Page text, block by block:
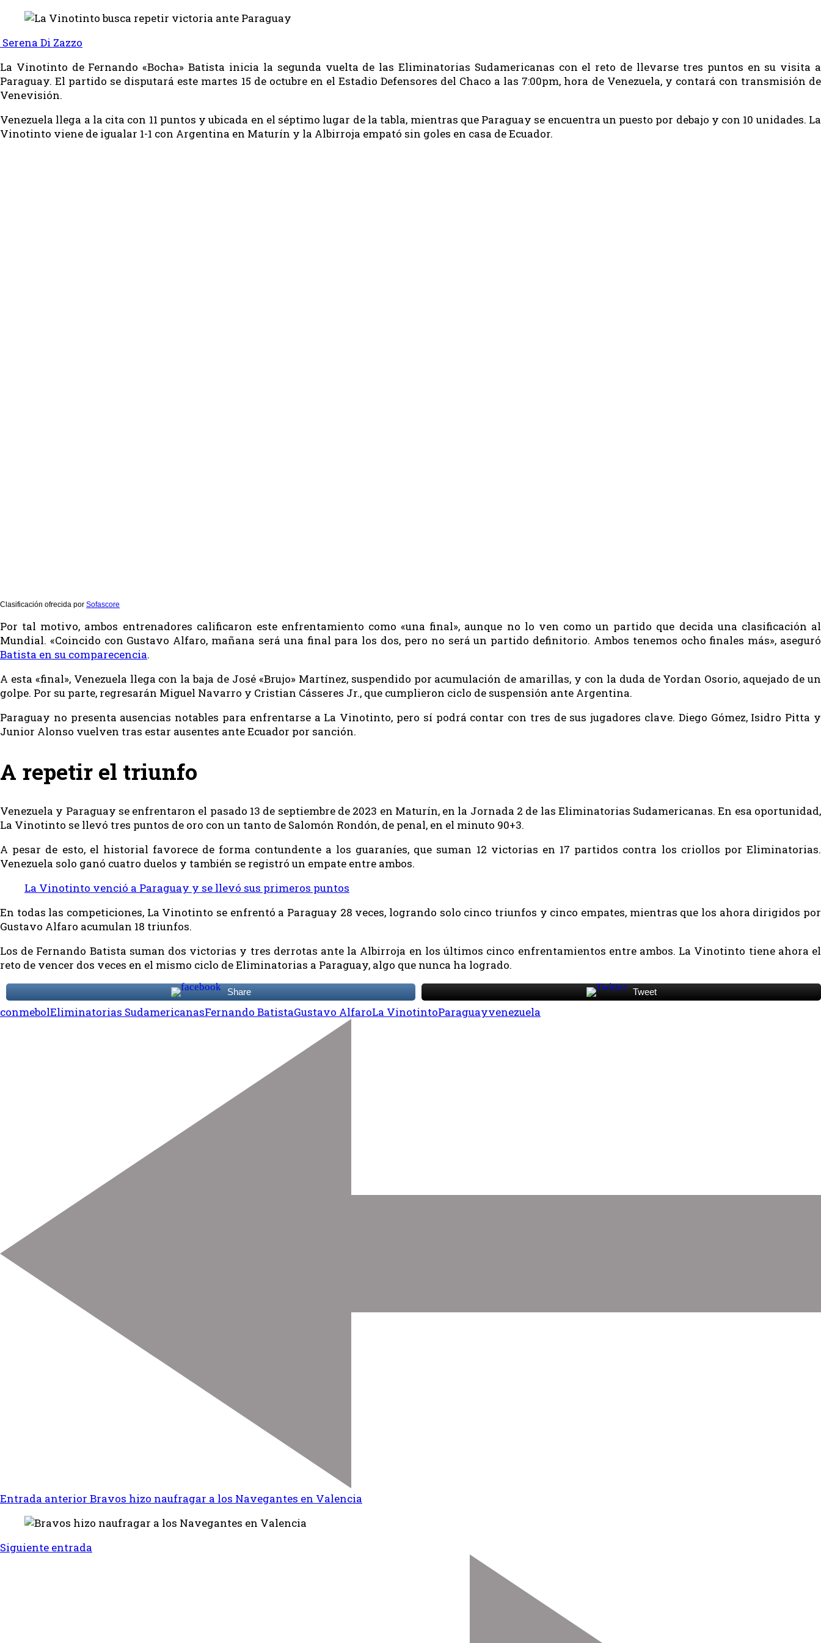
Serena Di Zazzo
La Vinotinto de Fernando «Bocha» Batista inicia la segunda vuelta de las Eliminatorias Sudamericanas con el reto de llevarse tres puntos en su visita a
Paraguay. El partido se disputará este martes 15 de octubre en el Estadio Defensores del Chaco a las 7:00pm, hora de Venezuela, y contará con transmisión de
Venevisión.
Venezuela llega a la cita con 11 puntos y ubicada en el séptimo lugar de la tabla, mientras que Paraguay se encuentra un puesto por debajo y con 10 unidades. La
Vinotinto viene de igualar 1-1 con Argentina en Maturín y la Albirroja empató sin goles en casa de Ecuador.
Clasificación ofrecida por Sofascore
Por tal motivo, ambos entrenadores calificaron este enfrentamiento como «una final», aunque no lo ven como un partido que decida una clasificación al
Mundial. «Coincido con Gustavo Alfaro, mañana será una final para los dos, pero no será un partido definitorio. Ambos tenemos ocho finales más», aseguró
Batista en su comparecencia.
A esta «final», Venezuela llega con la baja de José «Brujo» Martínez, suspendido por acumulación de amarillas, y con la duda de Yordan Osorio, aquejado de un
golpe. Por su parte, regresarán Miguel Navarro y Cristian Cásseres Jr., que cumplieron ciclo de suspensión ante Argentina.
Paraguay no presenta ausencias notables para enfrentarse a La Vinotinto, pero sí podrá contar con tres de sus jugadores clave. Diego Gómez, Isidro Pitta y
Junior Alonso vuelven tras estar ausentes ante Ecuador por sanción.
A repetir el triunfo
Venezuela y Paraguay se enfrentaron el pasado 13 de septiembre de 2023 en Maturín, en la Jornada 2 de las Eliminatorias Sudamericanas. En esa oportunidad,
La Vinotinto se llevó tres puntos de oro con un tanto de Salomón Rondón, de penal, en el minuto 90+3.
A pesar de esto, el historial favorece de forma contundente a los guaraníes, que suman 12 victorias en 17 partidos contra los criollos por Eliminatorias.
Venezuela solo ganó cuatro duelos y también se registró un empate entre ambos.
La Vinotinto venció a Paraguay y se llevó sus primeros puntos
En todas las competiciones, La Vinotinto se enfrentó a Paraguay 28 veces, logrando solo cinco triunfos y cinco empates, mientras que los ahora dirigidos por
Gustavo Alfaro acumulan 18 triunfos.
Los de Fernando Batista suman dos victorias y tres derrotas ante la Albirroja en los últimos cinco enfrentamientos entre ambos. La Vinotinto tiene ahora el
reto de vencer dos veces en el mismo ciclo de Eliminatorias a Paraguay, algo que nunca ha logrado.
Share Tweet
conmebolEliminatorias SudamericanasFernando BatistaGustavo AlfaroLa VinotintoParaguayvenezuela
Entrada anterior Bravos hizo naufragar a los Navegantes en Valencia
Siguiente entrada